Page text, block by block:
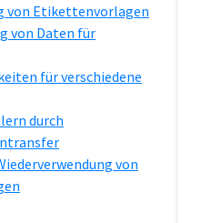
von Etikettenvorlagen
von Daten für
für verschiedene
durch
von